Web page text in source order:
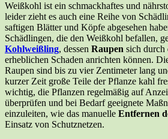
Weißkohl ist ein schmackhaftes und
leider zieht es auch eine Reihe von
saftigen Blätter und Köpfe abgesehen
Schädlingen, die den Weißkohl befallen,
Kohlweißling, dessen Raupen sich durch
erheblichen Schaden anrichten können.
Raupen sind bis zu vier Zentimeter lang
kurzer Zeit große Teile der Pflanze kahl
wichtig, die Pflanzen regelmäßig auf
überprüfen und bei Bedarf geeignete
einzuleiten, wie das manuelle Entfernen
Einsatz von Schutznetzen.